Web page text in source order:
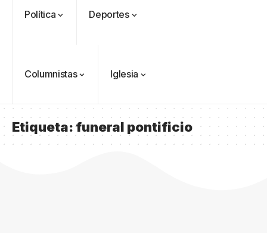
Política Deportes
Columnistas Iglesia
Etiqueta:funeral pontificio